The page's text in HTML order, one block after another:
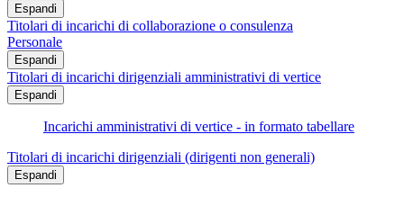
Espandi
Titolari di incarichi di collaborazione o consulenza
Personale
Espandi
Titolari di incarichi dirigenziali amministrativi di vertice
Espandi
Incarichi amministrativi di vertice - in formato tabellare
Titolari di incarichi dirigenziali (dirigenti non generali)
Espandi